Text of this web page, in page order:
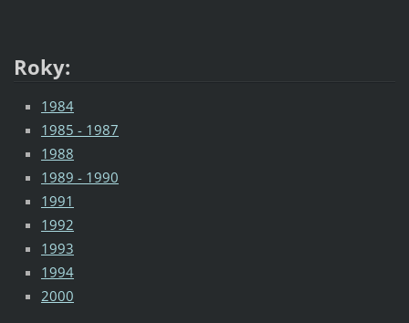
Roky:
1984
1985 - 1987
1988
1989 - 1990
1991
1992
1993
1994
2000